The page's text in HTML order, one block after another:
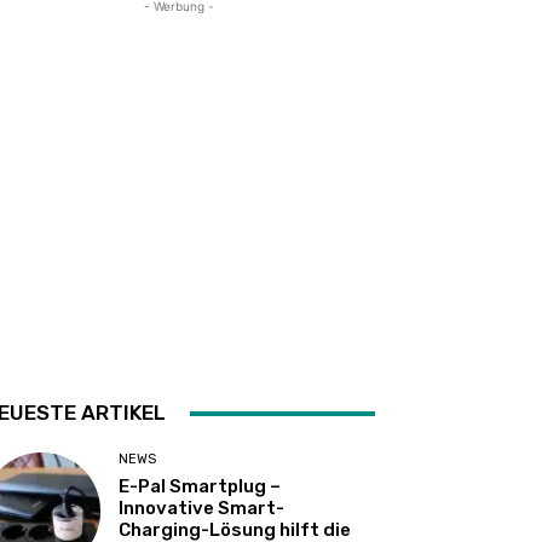
- Werbung -
ARTIKEL
NEWS
E-Pal Smartplug –
Innovative Smart-
Charging-Lösung hilft die